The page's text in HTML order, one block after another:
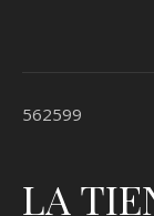
562599
LA